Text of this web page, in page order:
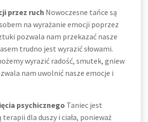
przez ruch Nowoczesne tańce są
na wyrażanie emocji poprzez
pozwala nam przekazać nasze
trudno jest wyrazić słowami.
wyrazić radość, smutek, gniew
nam uwolnić nasze emocje i
psychicznego Taniec jest
dla duszy i ciała, ponieważ